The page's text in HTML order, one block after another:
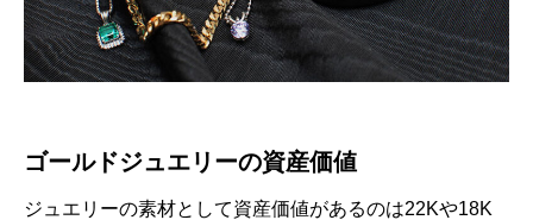
ゴールドジュエリーの資産価値
ジュエリーの素材として資産価値があるのは22Kや18K